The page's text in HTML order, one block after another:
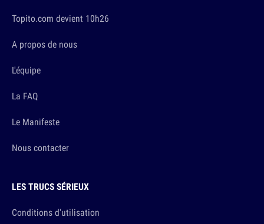
Topito.com devient 10h26
A propos de nous
L'équipe
La FAQ
Le Manifeste
Nous contacter
LES TRUCS SÉRIEUX
Conditions d'utilisation